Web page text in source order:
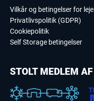
Vilkår og betingelser for leje
Privatlivspolitik (GDPR)
Cookiepolitik
Self Storage betingelser
STOLT MEDLEM AF